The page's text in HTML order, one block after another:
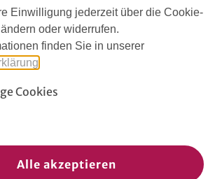
Waldorfkindergarten
Unser Verein
frühe Kindheit
frühe Kindheit
Einwilligung jederzeit über die Cookie-
oder widerrufen.
finden Sie in unserer
Cookies
Alle akzeptieren